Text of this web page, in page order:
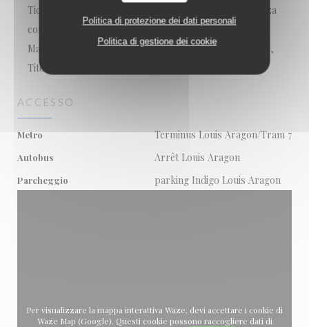
Politica di protezione dei dati personali
Politica di gestione dei cookie
Ticket ristorante digitalizzato, Pagamento mobile, Senza
contatto, Apple Pay, Buoni pasto, Sodexo Assegno,
Maestro, Contactless Payment, Eurocard / Mastercard,
Titoli Restaurant, Contanti, Visa, Bancomat
ACCESSO
Metro Terminus Louis Aragon/Tram 7
Autobus Arrêt Louis Aragon
Parcheggio parking Indigo Louis Aragon
Per visualizzare la mappa interattiva Waze, devi accettare i cookie di
Waze Map (Google). Questi cookie possono raccogliere dati di